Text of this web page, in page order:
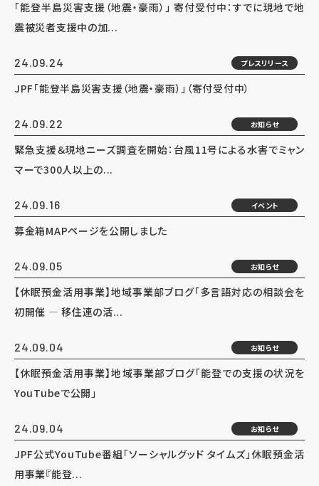
「能登半島災害支援（地震・豪雨）」 寄付受付中：すでに現地で地
震被災者支援中の加...
24.09.24 プレスリリース
JPF「能登半島災害支援（地震・豪雨）」（寄付受付中）
24.09.22 お知らせ
緊急支援＆現地ニーズ調査を開始：台風11号による水害でミャン
マーで300人以上の...
24.09.16 イベント
募金箱MAPページを公開しました
24.09.05 お知らせ
【休眠預金活用事業】地域事業部ブログ「多言語対応の相談会を
初開催 — 移住連の活...
24.09.04 お知らせ
【休眠預金活用事業】地域事業部ブログ「能登での支援の状況を
YouTubeで公開」
24.09.04 お知らせ
JPF公式YouTube番組「ソーシャルグッド タイムズ」休眠預金活
用事業『能登...